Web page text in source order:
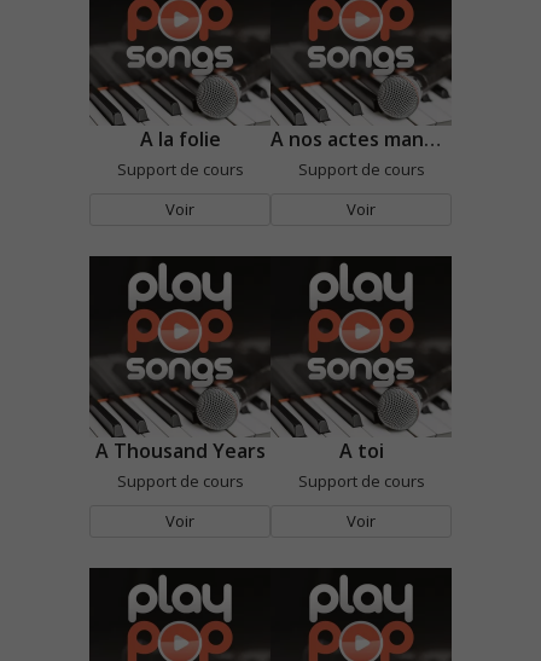
A la folie
Support de cours
Voir
A nos actes manqués
Support de cours
Voir
A Thousand Years
Support de cours
Voir
A toi
Support de cours
Voir